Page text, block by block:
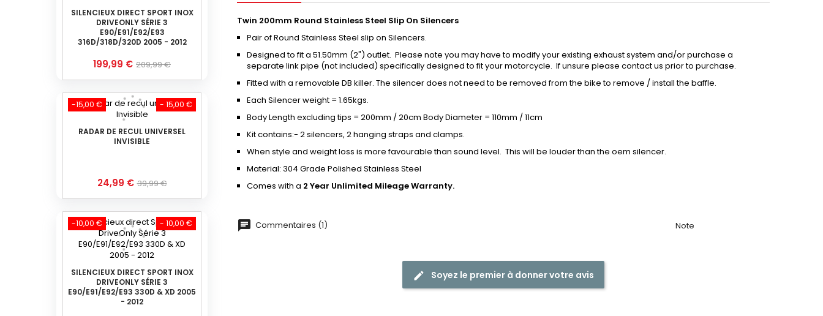
SILENCIEUX DIRECT SPORT INOX
DRIVEONLY SÉRIE 3
E90/E91/E92/E93
316D/318D/320D 2005 - 2012
Prix
199,99 € Prix
de
base
209,99 €
- 15,00 €
-15,00 €
RADAR DE RECUL UNIVERSEL
INVISIBLE
Prix
24,99 € Prix
de
base
39,99 €
- 10,00 €
-10,00 €
SILENCIEUX DIRECT SPORT INOX
DRIVEONLY SÉRIE 3
E90/E91/E92/E93 330D & XD 2005
- 2012
Twin 200mm Round Stainless Steel Slip On Silencers
Pair of Round Stainless Steel slip on Silencers.
Designed to fit a 51.50mm (2") outlet. Please note you may have to modify your existing exhaust system and/or purchase a
separate link pipe (not included) specifically designed to fit your motorcycle. If unsure please contact us prior to purchase.
Fitted with a removable DB killer. The silencer does not need to be removed from the bike to remove / install the baffle.
Each Silencer weight = 1.65kgs.
Body Length excluding tips = 200mm / 20cm Body Diameter = 110mm / 11cm
Kit contains:- 2 silencers, 2 hanging straps and clamps.
When style and weight loss is more favourable than sound level. This will be louder than the oem silencer.
Material: 304 Grade Polished Stainless Steel
Comes with a 2 Year Unlimited Mileage Warranty.
Commentaires (1) Note
Soyez le premier à donner votre avis